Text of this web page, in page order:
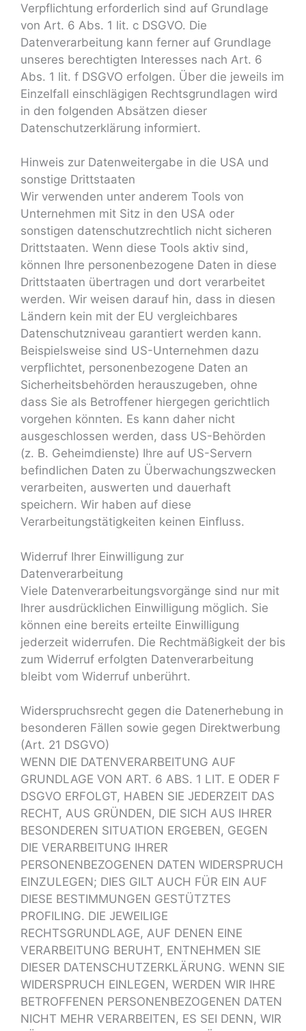
Verpflichtung erforderlich sind auf Grundlage
von Art. 6 Abs. 1 lit. c DSGVO. Die
Datenverarbeitung kann ferner auf Grundlage
unseres berechtigten Interesses nach Art. 6
Abs. 1 lit. f DSGVO erfolgen. Über die jeweils im
Einzelfall einschlägigen Rechtsgrundlagen wird
in den folgenden Absätzen dieser
Datenschutzerklärung informiert.
Hinweis zur Datenweitergabe in die USA und
sonstige Drittstaaten
Wir verwenden unter anderem Tools von
Unternehmen mit Sitz in den USA oder
sonstigen datenschutzrechtlich nicht sicheren
Drittstaaten. Wenn diese Tools aktiv sind,
können Ihre personenbezogene Daten in diese
Drittstaaten übertragen und dort verarbeitet
werden. Wir weisen darauf hin, dass in diesen
Ländern kein mit der EU vergleichbares
Datenschutzniveau garantiert werden kann.
Beispielsweise sind US-Unternehmen dazu
verpflichtet, personenbezogene Daten an
Sicherheitsbehörden herauszugeben, ohne
dass Sie als Betroffener hiergegen gerichtlich
vorgehen könnten. Es kann daher nicht
ausgeschlossen werden, dass US-Behörden
(z. B. Geheimdienste) Ihre auf US-Servern
befindlichen Daten zu Überwachungszwecken
verarbeiten, auswerten und dauerhaft
speichern. Wir haben auf diese
Verarbeitungstätigkeiten keinen Einfluss.
Widerruf Ihrer Einwilligung zur
Datenverarbeitung
Viele Datenverarbeitungsvorgänge sind nur mit
Ihrer ausdrücklichen Einwilligung möglich. Sie
können eine bereits erteilte Einwilligung
jederzeit widerrufen. Die Rechtmäßigkeit der bis
zum Widerruf erfolgten Datenverarbeitung
bleibt vom Widerruf unberührt.
Widerspruchsrecht gegen die Datenerhebung in
besonderen Fällen sowie gegen Direktwerbung
(Art. 21 DSGVO)
WENN DIE DATENVERARBEITUNG AUF
GRUNDLAGE VON ART. 6 ABS. 1 LIT. E ODER F
DSGVO ERFOLGT, HABEN SIE JEDERZEIT DAS
RECHT, AUS GRÜNDEN, DIE SICH AUS IHRER
BESONDEREN SITUATION ERGEBEN, GEGEN
DIE VERARBEITUNG IHRER
PERSONENBEZOGENEN DATEN WIDERSPRUCH
EINZULEGEN; DIES GILT AUCH FÜR EIN AUF
DIESE BESTIMMUNGEN GESTÜTZTES
PROFILING. DIE JEWEILIGE
RECHTSGRUNDLAGE, AUF DENEN EINE
VERARBEITUNG BERUHT, ENTNEHMEN SIE
DIESER DATENSCHUTZERKLÄRUNG. WENN SIE
WIDERSPRUCH EINLEGEN, WERDEN WIR IHRE
BETROFFENEN PERSONENBEZOGENEN DATEN
NICHT MEHR VERARBEITEN, ES SEI DENN, WIR